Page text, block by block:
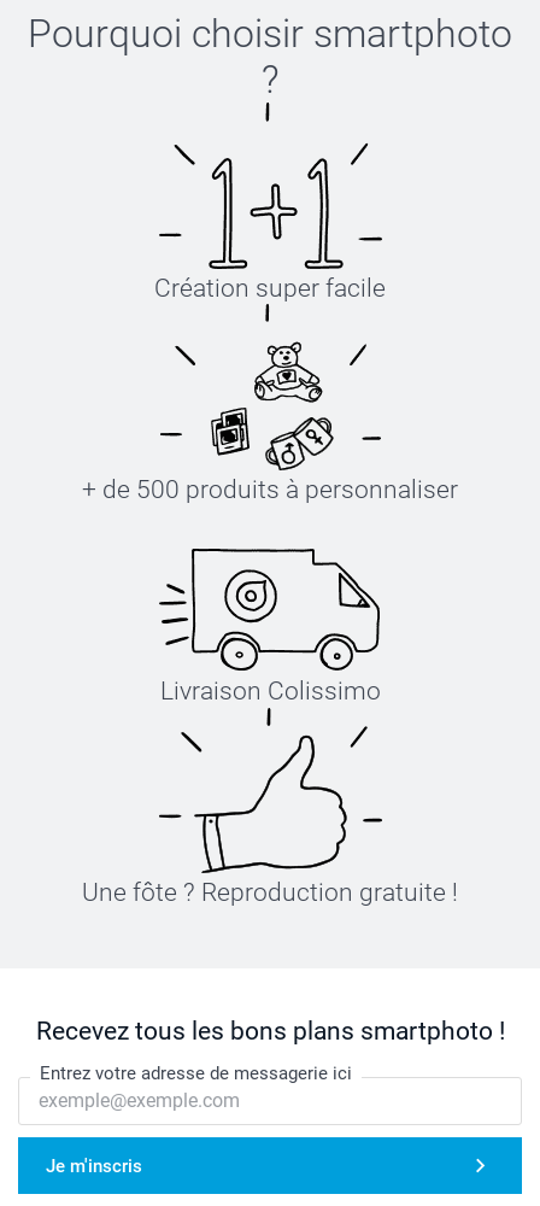
Pourquoi choisir smartphoto
?
Création super facile
+ de 500 produits à personnaliser
Livraison Colissimo
Une fôte ? Reproduction gratuite !
Recevez tous les bons plans smartphoto !
Entrez votre adresse de messagerie ici
Je m'inscris